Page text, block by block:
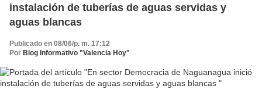
instalación de tuberías de aguas servidas y
aguas blancas
Publicado en 08/06/p. m. 17:12
Por Blog Informativo "Valencia Hoy"